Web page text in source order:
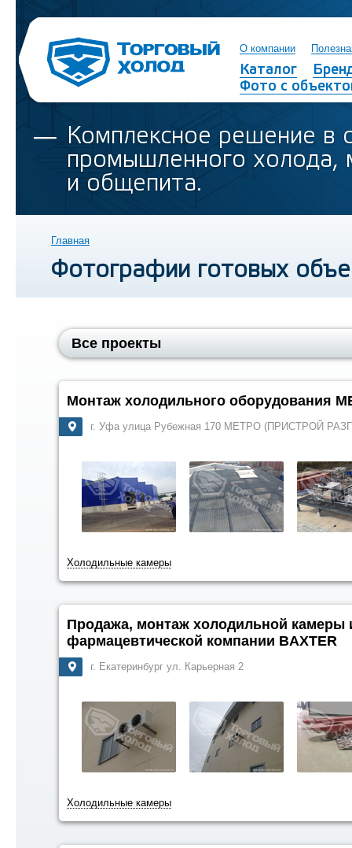
О компании
Каталог
Фото с
Комплексное решение в
промышленного холода,
и общепита.
Главная
Фотографии готовых
Все проекты
Монтаж холодильного оборудования
г. Уфа улица Рубежная 170 МЕТРО (ПРИСТРОЙ
Холодильные камеры
Продажа, монтаж холодильной камеры
фармацевтической компании BAXTER
г. Екатеринбург ул. Карьерная 2
Холодильные камеры